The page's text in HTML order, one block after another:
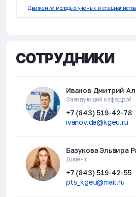
Движение молодых ученых и специалистов
СОТРУДНИКИ
Иванов Дмитрий
Заведующий кафедрой
+7 (843) 519-42-78
ivanov.da@kgeu.ru
Базукова Эльвира
Доцент
+7 (843) 519-42-55
pts_kgeu@mail.ru